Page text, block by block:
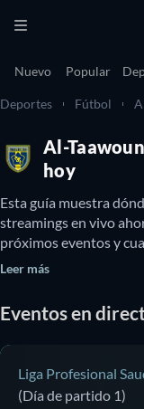
Nuevo Popular
Deportes Fútbol
Al-
hoy
Esta guía muestra
streamings en vivo
próximos eventos y
También puedes
Leer más
Eventos en
Liga Profesional
(Día de partido 1)